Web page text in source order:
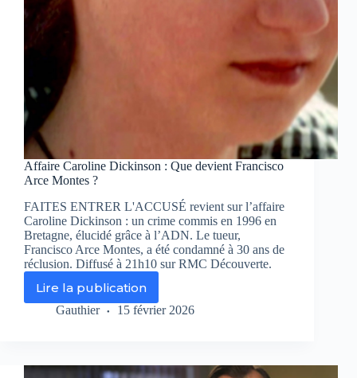
Affaire Caroline Dickinson : Que devient Francisco
Arce Montes ?
FAITES ENTRER L'ACCUSÉ revient sur l’affaire
Caroline Dickinson : un crime commis en 1996 en
Bretagne, élucidé grâce à l’ADN. Le tueur,
Francisco Arce Montes, a été condamné à 30 ans de
réclusion. Diffusé à 21h10 sur RMC Découverte.
Lire la publication
Affaire
Caroline
devient
Gauthier 15 février 2026